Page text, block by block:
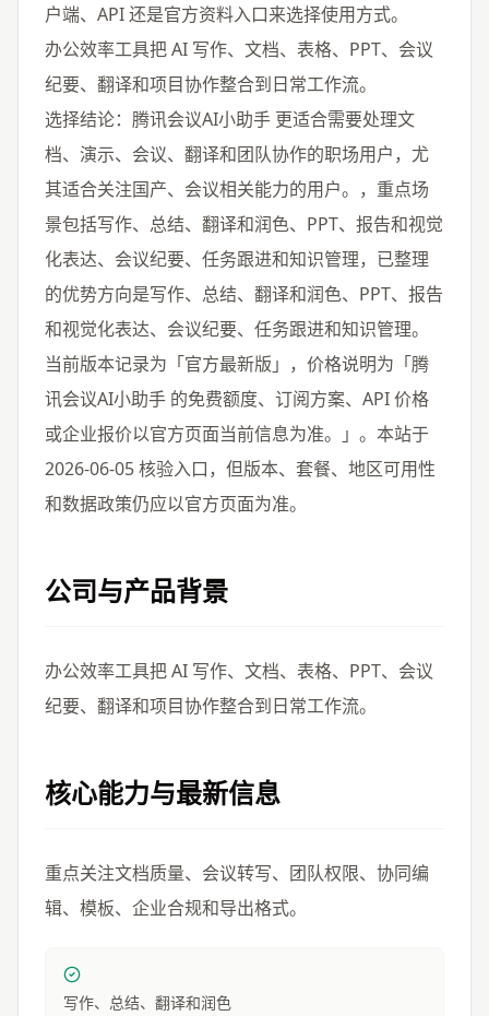
户端、API 还是官方资料入口来选择使用方式。
办公效率工具把 AI 写作、文档、表格、PPT、会议
纪要、翻译和项目协作整合到日常工作流。
选择结论：腾讯会议AI小助手 更适合需要处理文
档、演示、会议、翻译和团队协作的职场用户，尤
其适合关注国产、会议相关能力的用户。，重点场
景包括写作、总结、翻译和润色、PPT、报告和视觉
化表达、会议纪要、任务跟进和知识管理，已整理
的优势方向是写作、总结、翻译和润色、PPT、报告
和视觉化表达、会议纪要、任务跟进和知识管理。
当前版本记录为「官方最新版」，价格说明为「腾
讯会议AI小助手 的免费额度、订阅方案、API 价格
或企业报价以官方页面当前信息为准。」。本站于
2026-06-05 核验入口，但版本、套餐、地区可用性
和数据政策仍应以官方页面为准。
公司与产品背景
办公效率工具把 AI 写作、文档、表格、PPT、会议
纪要、翻译和项目协作整合到日常工作流。
核心能力与最新信息
重点关注文档质量、会议转写、团队权限、协同编
辑、模板、企业合规和导出格式。
写作、总结、翻译和润色